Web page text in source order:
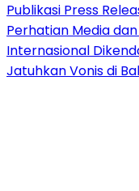
Publikasi Press
Perhatian Media
Internasional
Jatuhkan Vonis di